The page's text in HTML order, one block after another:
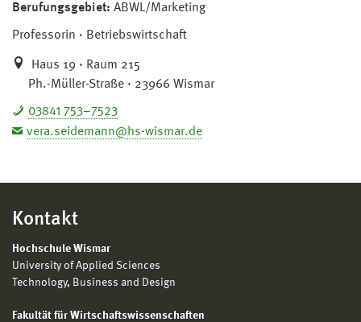
Berufungsgebiet: ABWL/Marketing
Professorin Betriebswirtschaft
Haus 19 · Raum 215
Ph.-Müller-Straße · 23966 Wismar
03841 753–7523
vera.seidemann@hs-wismar.de
Kontakt
Hochschule Wismar
University of Applied Sciences
Technology, Business and Design
Fakultät für Wirtschaftswissenschaften